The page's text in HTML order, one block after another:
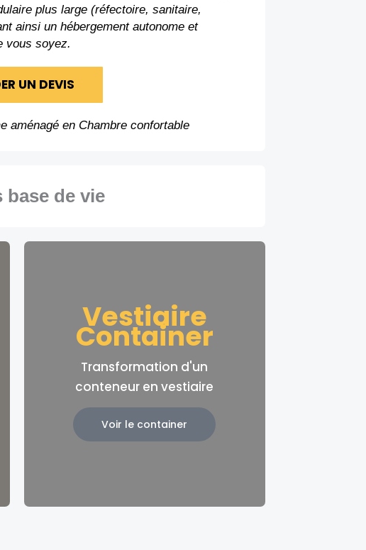
plus large (réfectoire, sanitaire,
ainsi un hébergement autonome et
vous soyez.
UN DEVIS
aménagé en Chambre confortable
base de vie
Vestiaire
Container
Transformation d'un
conteneur en vestiaire
Voir le container